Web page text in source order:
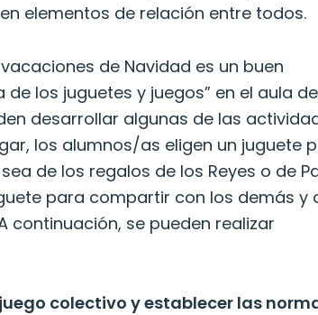
elementos de relación entre todos.
de Navidad es un buen
los juguetes y juegos” en el aula de
desarrollar algunas de las
los alumnos/as eligen un juguete
de los regalos de los Reyes o de
para compartir con los demás y
continuación, se pueden realizar
colectivo y establecer las